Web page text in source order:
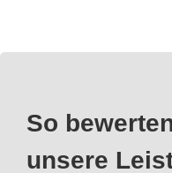
So
unsere